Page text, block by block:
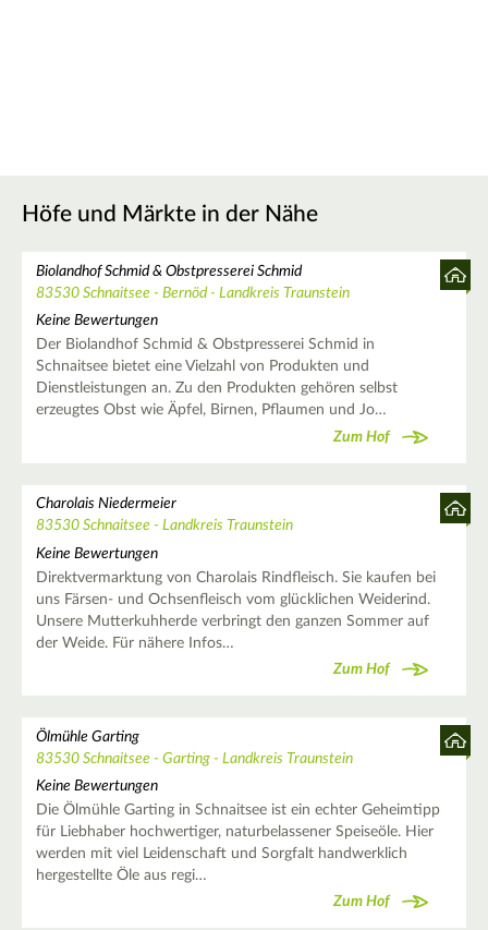
Höfe und Märkte in der Nähe
Biolandhof Schmid & Obstpresserei Schmid
83530 Schnaitsee - Bernöd - Landkreis Traunstein
Keine Bewertungen
Der Biolandhof Schmid & Obstpresserei Schmid in
Schnaitsee bietet eine Vielzahl von Produkten und
Dienstleistungen an. Zu den Produkten gehören selbst
erzeugtes Obst wie Äpfel, Birnen, Pflaumen und Jo…
Zum Hof
Charolais Niedermeier
83530 Schnaitsee - Landkreis Traunstein
Keine Bewertungen
Direktvermarktung von Charolais Rindfleisch. Sie kaufen bei
uns Färsen- und Ochsenfleisch vom glücklichen Weiderind.
Unsere Mutterkuhherde verbringt den ganzen Sommer auf
der Weide. Für nähere Infos…
Zum Hof
Ölmühle Garting
83530 Schnaitsee - Garting - Landkreis Traunstein
Keine Bewertungen
Die Ölmühle Garting in Schnaitsee ist ein echter Geheimtipp
für Liebhaber hochwertiger, naturbelassener Speiseöle. Hier
werden mit viel Leidenschaft und Sorgfalt handwerklich
hergestellte Öle aus regi…
Zum Hof